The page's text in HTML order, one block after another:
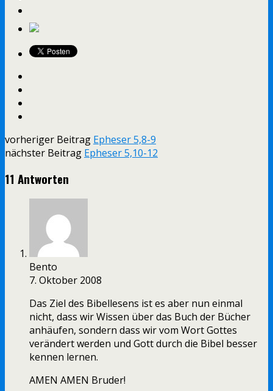
vorheriger Beitrag Epheser 5,8-9
nächster Beitrag Epheser 5,10-12
11 Antworten
Bento
7. Oktober 2008
Das Ziel des Bibellesens ist es aber nun einmal
nicht, dass wir Wissen über das Buch der Bücher
anhäufen, sondern dass wir vom Wort Gottes
verändert werden und Gott durch die Bibel besser
kennen lernen.
AMEN AMEN Bruder!